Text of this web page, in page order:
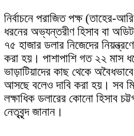
নির্বাচনে পরাজিত পক্ষ (তাহের-
ধরনের অভ্যন্তরীণ হিসাব বা
৭৫ হাজার ডলার নিজেদের
করা হয়। পাশাপাশি গত ২২ মাস
ভাড়াটিয়াদের কাছ থেকে
আসছে বলেও দাবি করা হয়। সব
লক্ষাধিক ডলারের কোনো হিসাব
নেতৃবৃন্দ জানান।